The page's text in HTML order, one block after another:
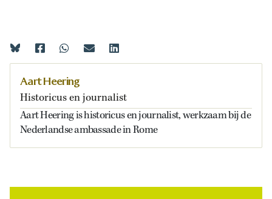
Aart Heering
Historicus en journalist
Aart Heering is historicus en journalist, werkzaam bij de
Nederlandse ambassade in Rome